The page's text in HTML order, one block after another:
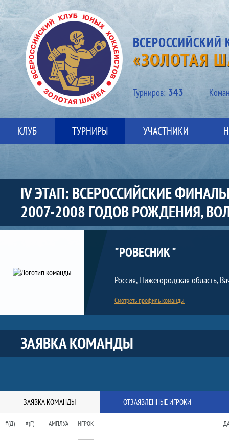
«ЗОЛОТАЯ
Турниров: 343
КЛУБ ТУРНИРЫ УЧАСТНИКИ
IV ЭТАП: ВСЕРОССИЙСКИЕ
2007-2008 ГОДОВ РОЖДЕНИЯ,
Команда
Краткая информация о команде
"РОВЕСНИК "
Россия, Нижегородская область,
Смотреть профиль команды
ЗАЯВКА КОМАНДЫ
ЗАЯВКА КОМАНДЫ ОТЗАЯВЛЕННЫЕ ИГРОКИ
#(Д) #(Г) АМПЛУА ИГРОК